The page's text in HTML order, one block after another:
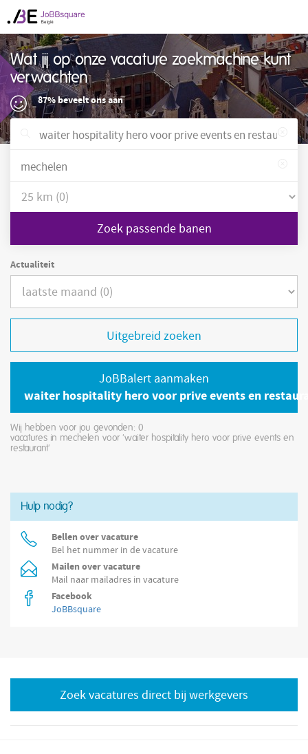
Wat jij op onze vacature zoekmachine kunt
verwachten
87% beveelt ons aan
Zoek passende banen
Actualiteit
Uitgebreid zoeken
JoBBalert aanmaken
waiter hospitality hero voor prive events en
Wij hebben voor jou gevonden: 0
vacatures in mechelen voor 'waiter hospitality hero voor prive events en
restaurant'
Hulp nodig?
Bellen over vacature
Bel het nummer in de vacature
Mailen over vacature
Mail naar mailadres in vacature
Facebook
JoBBsquare
Zoek vacatures direct bij werkgevers